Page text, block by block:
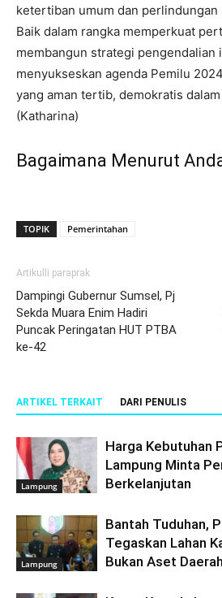
ketertiban umum dan perlindungan
Baik dalam rangka memperkuat
membangun strategi pengendalian
menyukseskan agenda Pemilu
yang aman tertib, demokratis
(Katharina)
Bagaimana Menurut
TOPIK Pemerintahan
Artikulli paraprak
Dampingi Gubernur Sumsel, Pj
Sekda Muara Enim Hadiri
Puncak Peringatan HUT PTBA
ke-42
ARTIKEL TERKAIT DARI PENULIS
Lampung
Harga Kebutuhan
Lampung Minta
Berkelanjutan
Lampung
Bantah Tuduhan,
Tegaskan Lahan
Bukan Aset Daerah